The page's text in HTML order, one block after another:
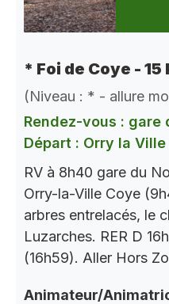
* Foi de Coye - 15
(Niveau : * - allure
Rendez-vous : gare
Départ : Orry la Ville
RV à 8h40 gare du
Orry-la-Ville Coye
arbres entrelacés, le
Luzarches. RER D
(16h59). Aller Hors
Animateur/